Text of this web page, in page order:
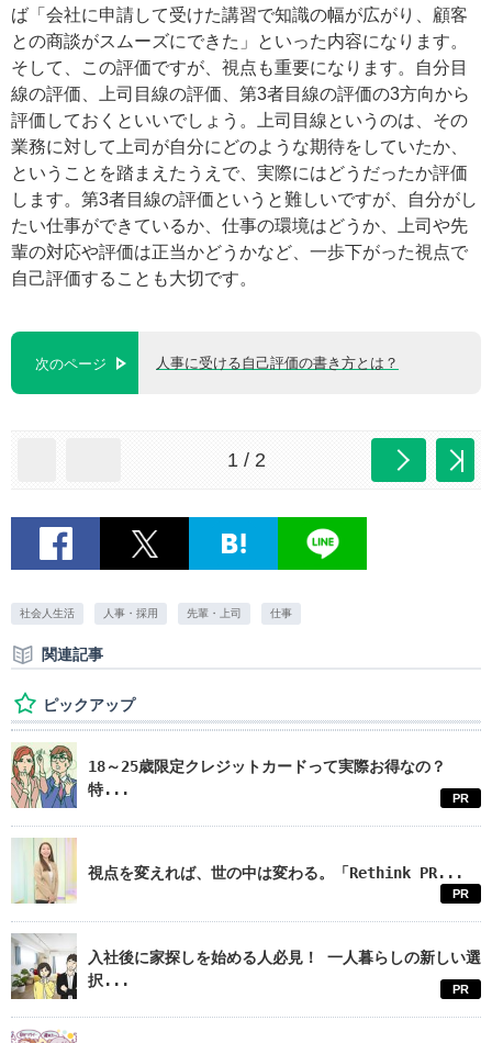
ば「会社に申請して受けた講習で知識の幅が広がり、顧客
との商談がスムーズにできた」といった内容になります。
そして、この評価ですが、視点も重要になります。自分目
線の評価、上司目線の評価、第3者目線の評価の3方向から
評価しておくといいでしょう。上司目線というのは、その
業務に対して上司が自分にどのような期待をしていたか、
ということを踏まえたうえで、実際にはどうだったか評価
します。第3者目線の評価というと難しいですが、自分がし
たい仕事ができているか、仕事の環境はどうか、上司や先
輩の対応や評価は正当かどうかなど、一歩下がった視点で
自己評価することも大切です。
次のページ 人事に受ける自己評価の書き方とは？
1 / 2
社会人生活 人事・採用 先輩・上司 仕事
関連記事
ピックアップ
18～25歳限定クレジットカードって実際お得なの？
特...
PR
視点を変えれば、世の中は変わる。「Rethink PR...
PR
入社後に家探しを始める人必見！ 一人暮らしの新しい選
択...
PR